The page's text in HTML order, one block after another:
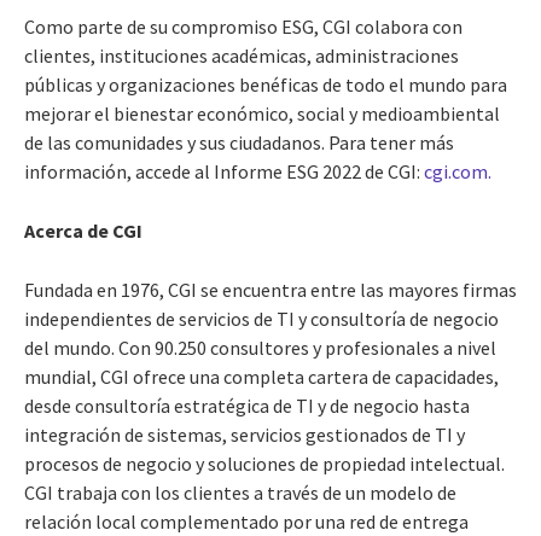
Como parte de su compromiso ESG, CGI colabora con
clientes, instituciones académicas, administraciones
públicas y organizaciones benéficas de todo el mundo para
mejorar el bienestar económico, social y medioambiental
de las comunidades y sus ciudadanos. Para tener más
información, accede al Informe ESG 2022 de CGI: cgi.com.
Acerca de CGI
Fundada en 1976, CGI se encuentra entre las mayores firmas
independientes de servicios de TI y consultoría de negocio
del mundo. Con 90.250 consultores y profesionales a nivel
mundial, CGI ofrece una completa cartera de capacidades,
desde consultoría estratégica de TI y de negocio hasta
integración de sistemas, servicios gestionados de TI y
procesos de negocio y soluciones de propiedad intelectual.
CGI trabaja con los clientes a través de un modelo de
relación local complementado por una red de entrega